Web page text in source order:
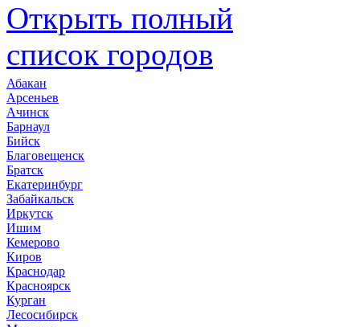
Открыть полный
список городов
Абакан
Арсеньев
Ачинск
Барнаул
Бийск
Благовещенск
Братск
Екатеринбург
Забайкальск
Иркутск
Ишим
Кемерово
Киров
Краснодар
Красноярск
Курган
Лесосибирск